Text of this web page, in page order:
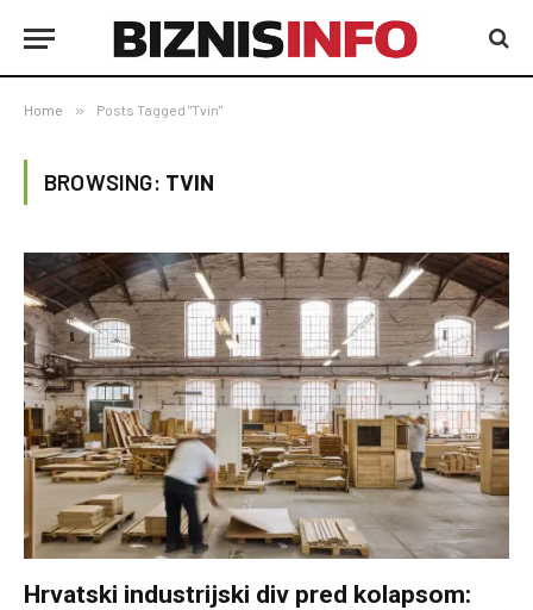
Home » Posts Tagged "Tvin"
BROWSING: TVIN
Hrvatski industrijski div pred kolapsom: